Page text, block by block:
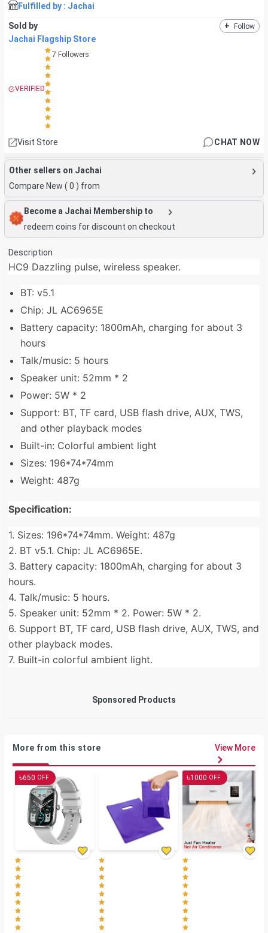
Fulfilled by : Jachai
Sold by + Follow
Jachai Flagship Store
VERIFIED
7 Followers
Visit Store CHAT NOW
Other sellers on Jachai
Compare New ( 0 ) from
Become a Jachai Membership to
redeem coins for discount on checkout
Description
HC9 Dazzling pulse, wireless speaker.
BT: v5.1
Chip: JL AC6965E
Battery capacity: 1800mAh, charging for about 3
hours
Talk/music: 5 hours
Speaker unit: 52mm * 2
Power: 5W * 2
Support: BT, TF card, USB flash drive, AUX, TWS,
and other playback modes
Built-in: Colorful ambient light
Sizes: 196*74*74mm
Weight: 487g
Specification:
1. Sizes: 196*74*74mm. Weight: 487g
2. BT v5.1. Chip: JL AC6965E.
3. Battery capacity: 1800mAh, charging for about 3
hours.
4. Talk/music: 5 hours.
5. Speaker unit: 52mm * 2. Power: 5W * 2.
6. Support BT, TF card, USB flash drive, AUX, TWS, and
other playback modes.
7. Built-in colorful ambient light.
Sponsored Products
More from this store View More
৳650 OFF ৳1000 OFF